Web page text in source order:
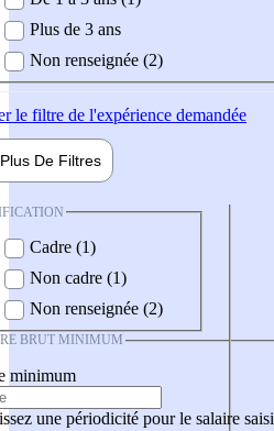
Plus de 3 ans
Non renseignée (2)
le filtre de l'expérience demandée
Plus De Filtres
Cadre (1)
Non cadre (1)
Non renseignée (2)
BRUT MINIMUM
minimum
une périodicité pour le salaire saisi